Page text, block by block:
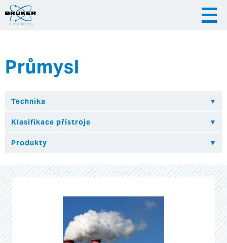
Česky
Průmysl